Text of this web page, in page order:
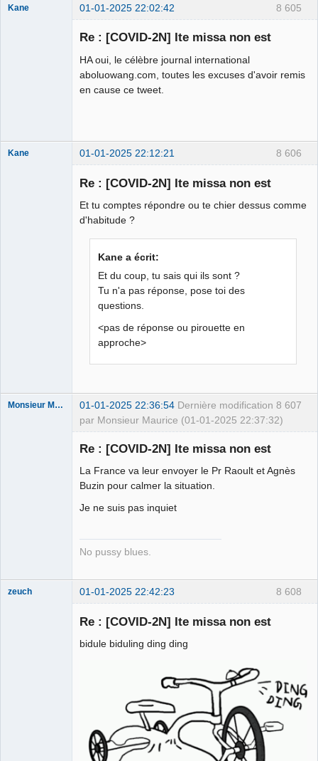
8 605
Kane 01-01-2025 22:02:42
Re : [COVID-2N] Ite missa non est
HA oui, le célèbre journal international
aboluowang.com, toutes les excuses d'avoir remis
en cause ce tweet.
8 606
Kane 01-01-2025 22:12:21
Re : [COVID-2N] Ite missa non est
Et tu comptes répondre ou te chier dessus comme
d'habitude ?
Kane a écrit:
Et du coup, tu sais qui ils sont ?
Tu n'a pas réponse, pose toi des
questions.
<pas de réponse ou pirouette en
approche>
8 607
Monsieur Maurice 01-01-2025 22:36:54 Dernière modification
par Monsieur Maurice (01-01-2025 22:37:32)
Re : [COVID-2N] Ite missa non est
La France va leur envoyer le Pr Raoult et Agnès
Buzin pour calmer la situation.
Je ne suis pas inquiet
No pussy blues.
8 608
zeuch 01-01-2025 22:42:23
Re : [COVID-2N] Ite missa non est
bidule biduling ding ding